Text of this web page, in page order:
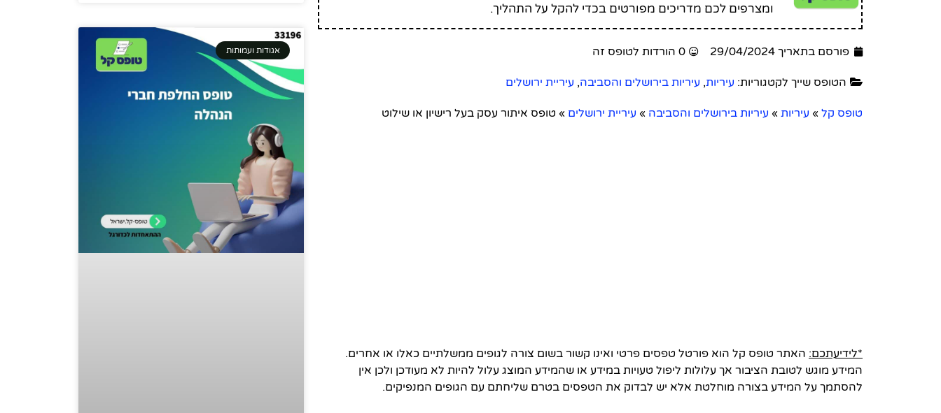
ומצרפים לכם מדריכים מפורטים בכדי להקל על התהליך.
פורסם בתאריך 29/04/2024 0 הורדות לטופס זה
הטופס שייך לקטגוריות: עיריות, עיריות בירושלים והסביבה, עיריית ירושלים
טופס קל » עיריות » עיריות בירושלים והסביבה » עיריית ירושלים » טופס איתור עסק בעל רישיון או שילוט
*לידיעתכם: האתר טופס קל הוא פורטל טפסים פרטי ואינו קשור בשום צורה לגופים ממשלתיים כאלו או אחרים.
המידע מוגש לטובת הציבור אך עלולות ליפול טעויות במידע או שהמידע המוצג עלול להיות לא מעודכן ולכן אין
להסתמך על המידע בצורה מוחלטת אלא יש לבדוק את הטפסים בטרם שליחתם עם הגופים המנפיקים.
אגודות ועמותות